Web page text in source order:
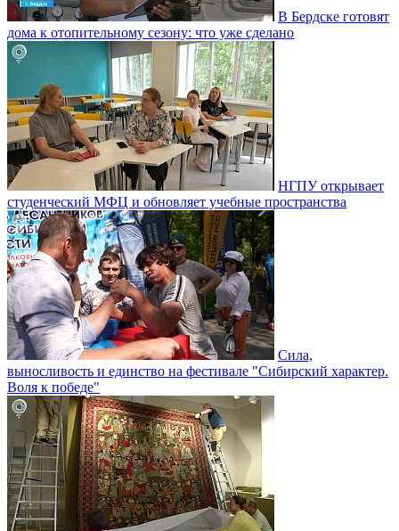
В Бердске готовят
дома к отопительному сезону: что уже сделано
НГПУ открывает
студенческий МФЦ и обновляет учебные пространства
Сила,
выносливость и единство на фестивале "Сибирский характер.
Воля к победе"